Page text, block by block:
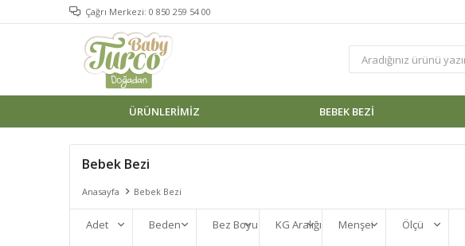
Çağrı Merkezi: 0 850 259 54 00
ÜRÜNLERIMIZ BEBEK BEZI
Bebek Bezi
Anasayfa Bebek Bezi
Adet Beden Bez Boyu KG Aralığı Menşei Ölçü